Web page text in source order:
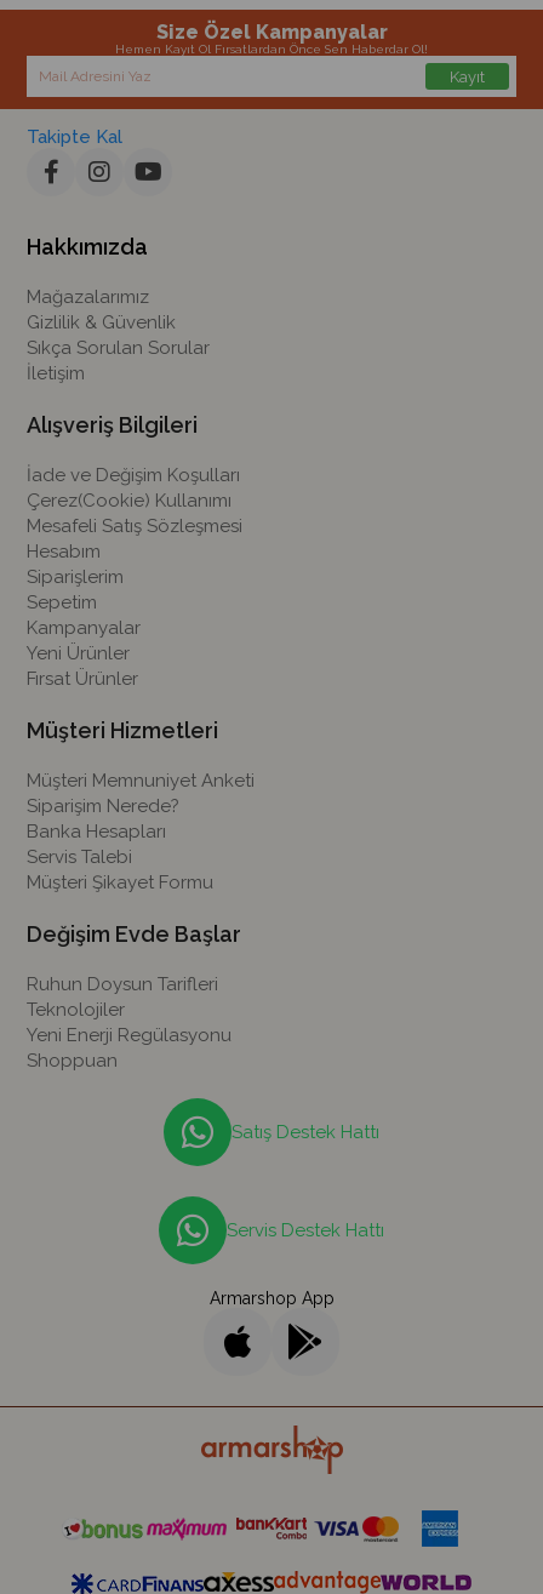
Size Özel Kampanyalar
Hemen Kayıt Ol Fırsatlardan Önce Sen Haberdar Ol!
Kayıt
Takipte Kal
Hakkımızda
Mağazalarımız
Gizlilik & Güvenlik
Sıkça Sorulan Sorular
İletişim
Alışveriş Bilgileri
İade ve Değişim Koşulları
Çerez(Cookie) Kullanımı
Mesafeli Satış Sözleşmesi
Hesabım
Siparişlerim
Sepetim
Kampanyalar
Yeni Ürünler
Fırsat Ürünler
Müşteri Hizmetleri
Müşteri Memnuniyet Anketi
Siparişim Nerede?
Banka Hesapları
Servis Talebi
Müşteri Şikayet Formu
Değişim Evde Başlar
Ruhun Doysun Tarifleri
Teknolojiler
Yeni Enerji Regülasyonu
Shoppuan
Satış Destek Hattı
Servis Destek Hattı
Armarshop App